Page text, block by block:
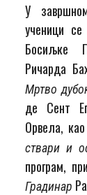
У
ученици
Босиљке
Ричарда
Мртво
де Сент
Орвела,
ствари и
програм,
Градинар